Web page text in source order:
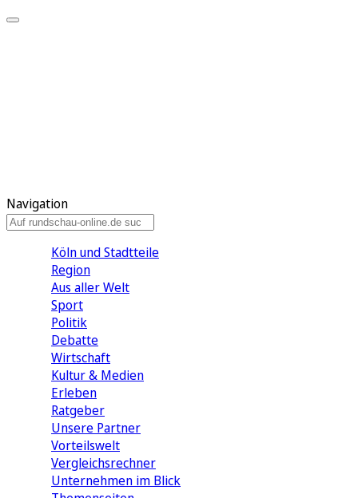
Navigation
Köln und Stadtteile
Region
Aus aller Welt
Sport
Politik
Debatte
Wirtschaft
Kultur & Medien
Erleben
Ratgeber
Unsere Partner
Vorteilswelt
Vergleichsrechner
Unternehmen im Blick